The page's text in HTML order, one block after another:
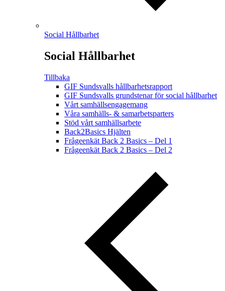
Social Hållbarhet
Social Hållbarhet
Tillbaka
GIF Sundsvalls hållbarhetsrapport
GIF Sundsvalls grundstenar för social hållbarhet
Vårt samhällsengagemang
Våra samhälls- & samarbetsparters
Stöd vårt samhällsarbete
Back2Basics Hjälten
Frågeenkät Back 2 Basics – Del 1
Frågeenkät Back 2 Basics – Del 2